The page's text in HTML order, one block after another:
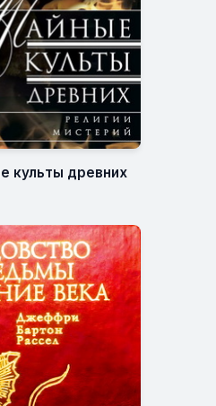
культы древних